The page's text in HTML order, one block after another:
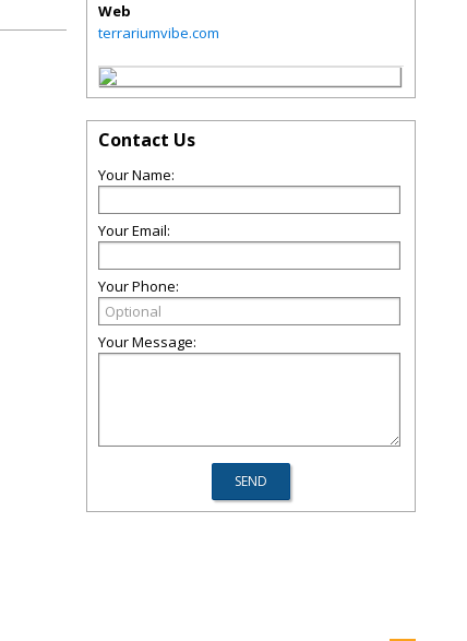
Web
terrariumvibe.com
Contact Us
Your Name:
Your Email:
Your Phone:
Your Message: